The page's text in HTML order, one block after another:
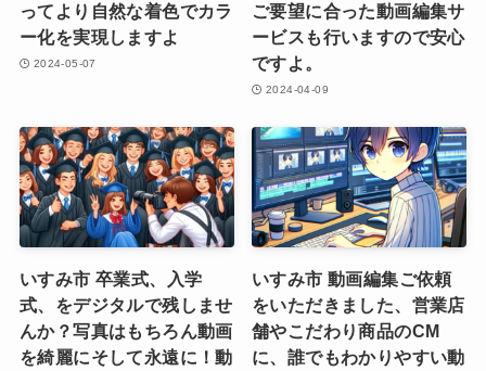
ってより自然な着色でカラ
ー化を実現しますよ
2024-05-07
ご要望に合った動画編集サ
ービスも行いますので安心
ですよ。
2024-04-09
いすみ市 卒業式、入学
式、をデジタルで残しませ
んか？写真はもちろん動画
を綺麗にそして永遠に！動
いすみ市 動画編集ご依頼
をいただきました、営業店
舗やこだわり商品のCM
に、誰でもわかりやすい動